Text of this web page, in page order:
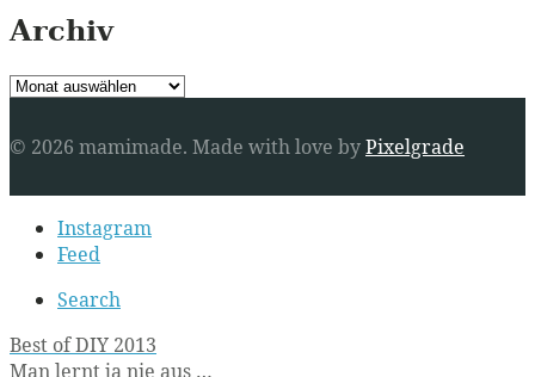
Archiv
Archiv
© 2026 mamimade. Made with love byPixelgrade
Secondary
navigationInstagram
Feed
Search
Post
Best of DIY 2013
Man lernt ja nie aus …